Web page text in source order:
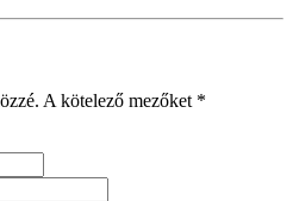
A kötelező mezőket *